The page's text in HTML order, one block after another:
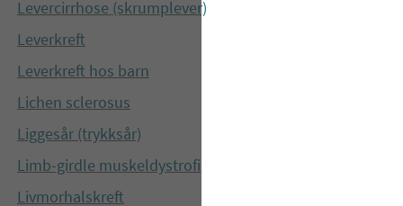
Levercirrhose (skrumplever)
Leverkreft
Leverkreft hos barn
Lichen sclerosus
Liggesår (trykksår)
Limb-girdle muskeldystrofi
Livmorhalskreft